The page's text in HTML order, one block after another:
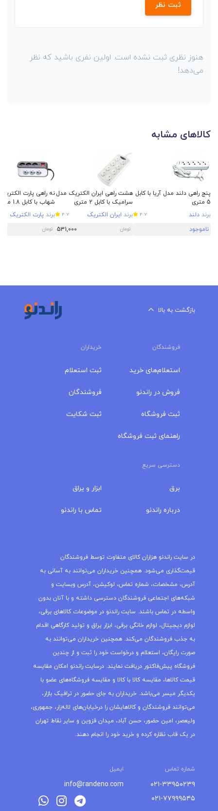
ثبت نظر
هنوز نظری ثبت نشده است. اولین نفری باشید که نظر
می‌دهد!
کالاهای مشابه
پنج راهی دلند مدل آریا با کابل
5 متری
برند دلند 4.7
ناموجود
هشت راهی ایران الکتریک مدل
سرامیک با کابل 2 متری
برند ایران الکتریک 4.7
تومان 531,000
نه راهی پارت
شهاب با کابل 1.8 متری
برند پارت الکتریک
تومان
بازگشت به بالا
فروشندگان خریداران
استعلام‌های خرید
فروش در راندنو
ثبت فروشگاه
راهنمای ثبت فروشگاه
ثبت استعلام
فروشندگان
ثبت شکایت
دسترسی سریع
برق
درباره‌ راندنو
ابزار و یراق
تماس با راندنو
در سایت راندنو هزاران کالای متفاوت توسط فروشندگان
قیمت‌گذاری می‌شود. همچنین خریداران می‌توانند به آسانی به
آدرس، مشخصات، شماره تماس، لوکیشن، آدرس وبسایت و
شبکه‌های اجتماعی فروشندگان دسترسی داشته و با آنان بدون
واسطه در تماس باشند. سایت راندنو در موضوعات کالاهای برقی،
لوازم دیجیتال، لوازم خانگی برقی، ابزار یراق و تولید کارگاهی اقدام
به جذب فروشندگان می‌کند. همچنین خریداران می‌توانند به
صورت رایگان، استعلام و درخواست خود را ثبت و از چندین
فروشگاه پیش‌فاکتور دریافت نمایند. درسایت راندنو امکان مقایسه
قیمت کالاها، مقایسه کالا با کالا و مقایسه فروشگاه‌های عضو با
یکدیگر میسر می‌باشد. خریداران به جای حضور در ترافیک بازار،
می‌توانند فروشندگان و کالاهایشان را درخیابان‌های لاله‌زار، جمهوری،
ولیعصر، امین حضور، حسن آباد، میدان قزوین و سایر نقاط تهران
در یک قاب نظاره کرده و خرید خود را انجام دهند.
شماره تماس ایمیل
۰۲۱-۳۳۹۵۰۲۳۹
۰۲۱-۷۷۹۹۹۵۴۵
info@randeno.com